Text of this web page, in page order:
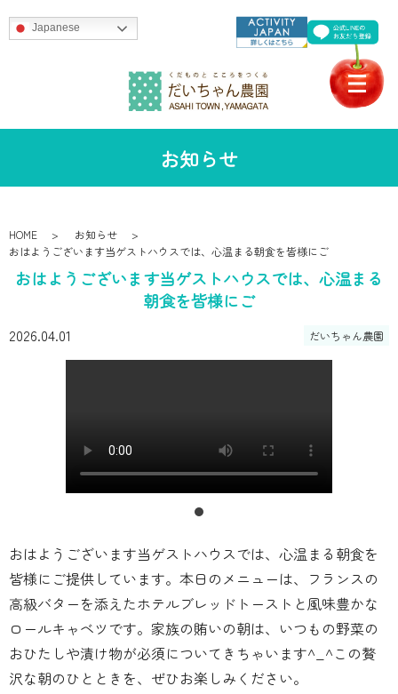
Japanese
お知らせ
HOME
お知らせ
おはようございます当ゲストハウスでは、心温まる朝食を皆様にご
おはようございます当ゲストハウスでは、心温まる
朝食を皆様にご
2026.04.01 だいちゃん農園
おはようございます当ゲストハウスでは、心温まる朝食を
皆様にご提供しています。本日のメニューは、フランスの
高級バターを添えたホテルブレッドトーストと風味豊かな
ロールキャベツです。家族の賄いの朝は、いつもの野菜の
おひたしや漬け物が必須についてきちゃいます^_^この贅
沢な朝のひとときを、ぜひお楽しみください。